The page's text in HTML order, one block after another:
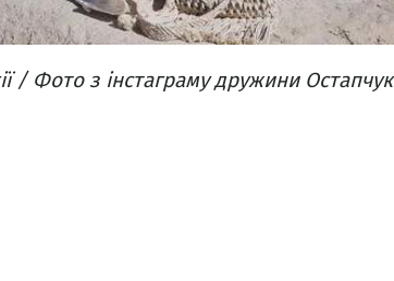
/ Фото з інстаграму дружини